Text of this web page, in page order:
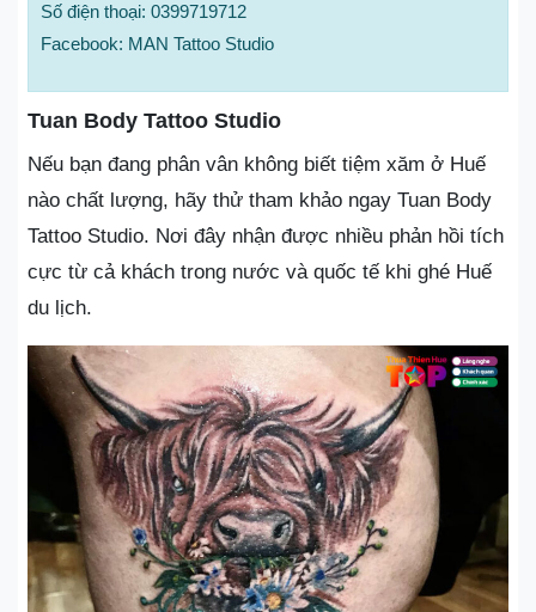
Số điện thoại: 0399719712
Facebook: MAN Tattoo Studio
Tuan Body Tattoo Studio
Nếu bạn đang phân vân không biết tiệm xăm ở Huế
nào chất lượng, hãy thử tham khảo ngay Tuan Body
Tattoo Studio. Nơi đây nhận được nhiều phản hồi tích
cực từ cả khách trong nước và quốc tế khi ghé Huế
du lịch.